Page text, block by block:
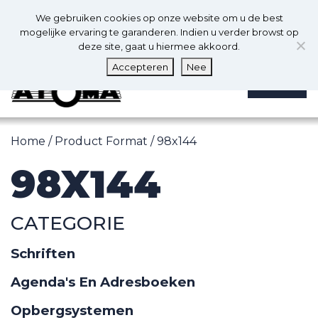
0 0
Home / Product Format / 98x144
98X144
CATEGORIE
Schriften
Agenda's En Adresboeken
Opbergsystemen
We gebruiken cookies op onze website om u de best
mogelijke ervaring te garanderen. Indien u verder browst op
deze site, gaat u hiermee akkoord.
Accepteren
Nee